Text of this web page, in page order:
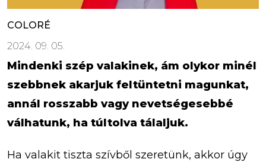
COLORÉ
2024. 09. 05.
Mindenki szép valakinek, ám olykor minél
szebbnek akarjuk feltüntetni magunkat,
annál rosszabb vagy nevetségesebbé
válhatunk, ha túltolva tálaljuk.
Ha valakit tiszta szívből szeretünk, akkor úgy